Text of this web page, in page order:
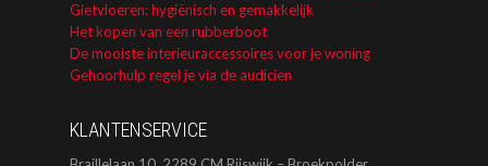
Gietvloeren: hygiënisch en gemakkelijk
Het kopen van een rubberboot
De mooiste interieuraccessoires voor je woning
Gehoorhulp regel je via de audicien
KLANTENSERVICE